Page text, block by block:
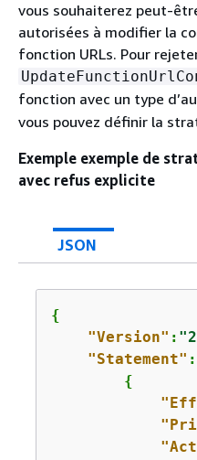
vous souhaiterez peut-
autorisées à modifier la
fonction URLs. Pour
fonction avec un type
vous pouvez définir la
Exemple exemple de
avec refus explicite
JSON
{
"Version" :
"Statement"
{